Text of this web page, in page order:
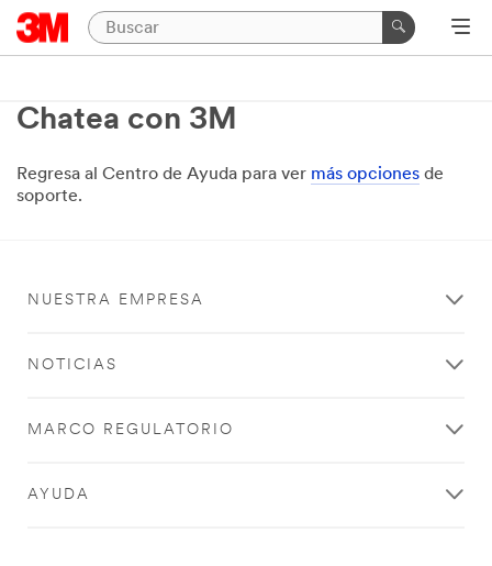
Chatea con 3M
Regresa al Centro de Ayuda para ver más opciones de
soporte.
NUESTRA EMPRESA
NOTICIAS
MARCO REGULATORIO
AYUDA